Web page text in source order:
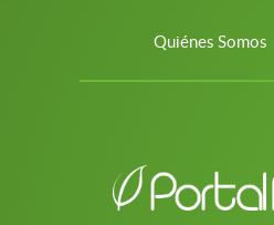
Quiénes Somos